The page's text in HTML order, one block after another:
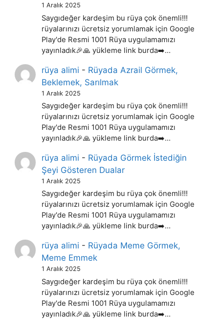
1 Aralık 2025
Saygıdeğer kardeşim bu rüya çok önemli!!!
rüyalarınızı ücretsiz yorumlamak için Google
Play'de Resmi 1001 Rüya uygulamamızı
yayınladık🎉🙏 yükleme link burda➡️…
rüya alimi - Rüyada Azrail Görmek,
Beklemek, Sarılmak
1 Aralık 2025
Saygıdeğer kardeşim bu rüya çok önemli!!!
rüyalarınızı ücretsiz yorumlamak için Google
Play'de Resmi 1001 Rüya uygulamamızı
yayınladık🎉🙏 yükleme link burda➡️…
rüya alimi - Rüyada Görmek İstediğin
Şeyi Gösteren Dualar
1 Aralık 2025
Saygıdeğer kardeşim bu rüya çok önemli!!!
rüyalarınızı ücretsiz yorumlamak için Google
Play'de Resmi 1001 Rüya uygulamamızı
yayınladık🎉🙏 yükleme link burda➡️…
rüya alimi - Rüyada Meme Görmek,
Meme Emmek
1 Aralık 2025
Saygıdeğer kardeşim bu rüya çok önemli!!!
rüyalarınızı ücretsiz yorumlamak için Google
Play'de Resmi 1001 Rüya uygulamamızı
yayınladık🎉🙏 yükleme link burda➡️…